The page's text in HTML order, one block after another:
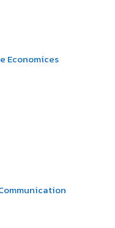
Economices